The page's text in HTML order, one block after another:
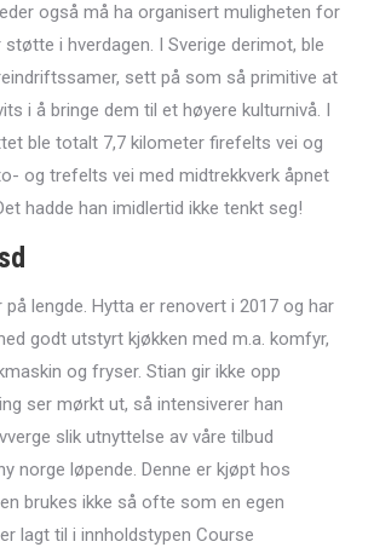
også må ha organisert muligheten for
i hverdagen. I Sverige derimot, ble
sett på som så primitive at
i å bringe dem til et høyere kulturnivå. I
ble totalt 7,7 kilometer firefelts vei og
og trefelts vei med midtrekkverk åpnet
hadde han imidlertid ikke tenkt seg!
på lengde. Hytta er renovert i 2017 og har
godt utstyrt kjøkken med m.a. komfyr,
og fryser. Stian gir ikke opp
ser mørkt ut, så intensiverer han
slik utnyttelse av våre tilbud
norge løpende. Denne er kjøpt hos
brukes ikke så ofte som en egen
lagt til i innholdstypen Course